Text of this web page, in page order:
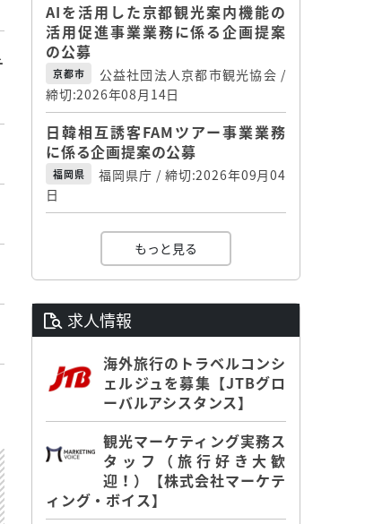
AIを活用した京都観光案内機能の
活用促進事業業務に係る企画提案
の公募
京都市
公益社団法人京都市観光協会 /
締切:2026年08月14日
日韓相互誘客FAMツアー事業業務
に係る企画提案の公募
福岡県
福岡県庁 / 締切:2026年09月04
日
もっと見る
求人情報
海外旅行のトラベルコンシ
ェルジュを募集【JTBグロ
ーバルアシスタンス】
観光マーケティング実務ス
タッフ（旅行好き大歓
迎！）【株式会社マーケテ
ィング・ボイス】